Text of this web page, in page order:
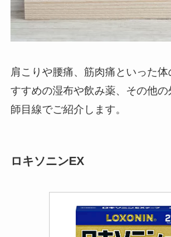
肩こりや腰痛、筋肉痛といった
すすめの湿布や飲み薬、その他の
師目線でご紹介します。
ロキソニンEX